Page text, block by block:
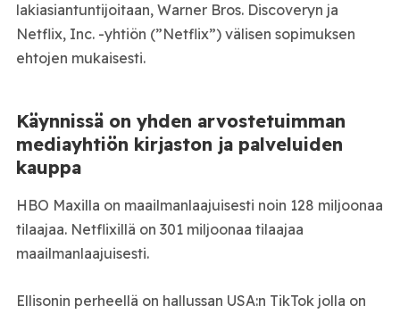
lakiasiantuntijoitaan, Warner Bros. Discoveryn ja
Netflix, Inc. -yhtiön (”Netflix”) välisen sopimuksen
ehtojen mukaisesti.
Käynnissä on yhden arvostetuimman
mediayhtiön kirjaston ja palveluiden
kauppa
HBO Maxilla on maailmanlaajuisesti noin 128 miljoonaa
tilaajaa. Netflixillä on 301 miljoonaa tilaajaa
maailmanlaajuisesti.
Ellisonin perheellä on hallussan USA:n TikTok jolla on